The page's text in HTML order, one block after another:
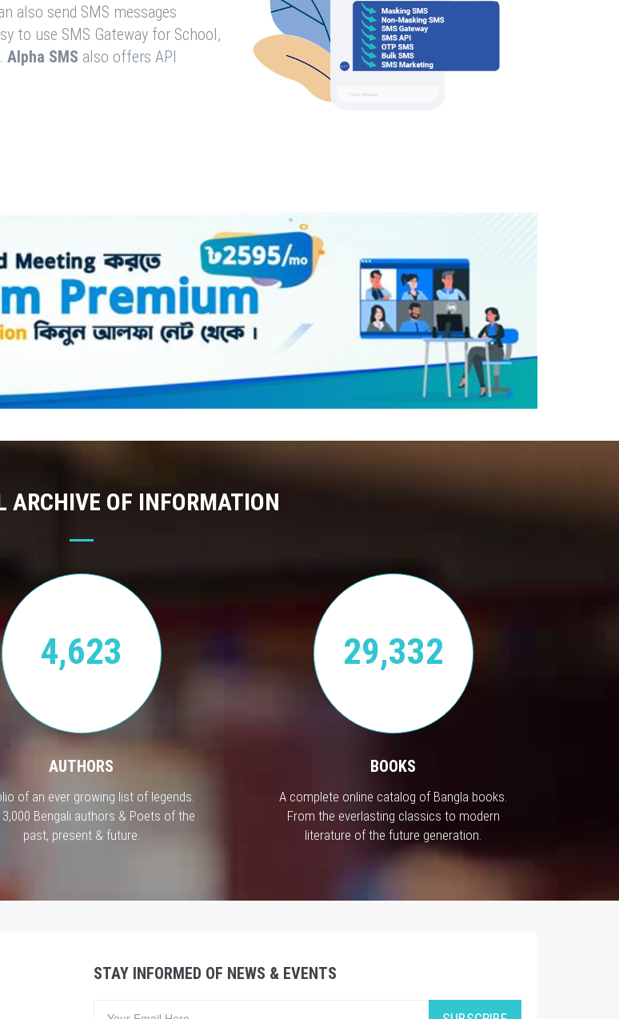
also send SMS messages
to use SMS Gateway for School,
Alpha SMS also offers API
ARCHIVE OF INFORMATION
4,623
AUTHORS
of an ever growing list of legends.
Bengali authors & Poets of the
past, present & future.
29,332
BOOKS
A complete online catalog of Bangla books.
From the everlasting classics to modern
literature of the future generation.
STAY INFORMED OF NEWS & EVENTS